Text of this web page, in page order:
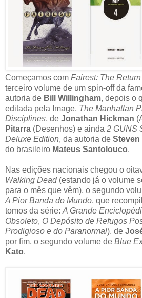
Começamos com Fairest: The
terceiro volume de um spin-off da
autoria de Bill Willingham, depois o
editada pela Image, The Manhattan
Disciplines, de Jonathan Hickman
Pitarra (Desenhos) e ainda 2 GUNS
Deluxe Edition, da autoria de Steven
do brasileiro Mateus Santolouco.
Nas edições nacionais chegou o
Walking Dead(estando já o volume
para o mês que vêm), o segundo
A Pior Banda do Mundo, que
tomos da série: A Grande
Obsoleto, O Depósito de Refugos
Prodigioso e do Paranormal), de
por fim, o segundo volume de Blue
Kato.